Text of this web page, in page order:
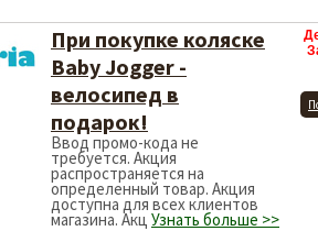
При покупке коляске
Baby Jogger -
велосипед в
подарок!
Ввод промо-кода не
требуется. Акция
распространяется на
определенный товар. Акция
доступна для всех клиентов
магазина. Акц Узнать больше >>